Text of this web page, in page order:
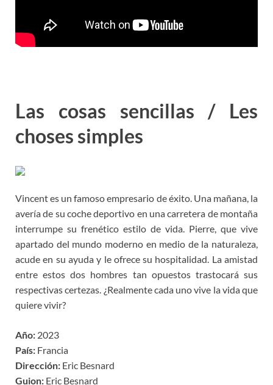
Las cosas sencillas / Les
choses simples
Vincent es un famoso empresario de éxito. Una mañana, la
avería de su coche deportivo en una carretera de montaña
interrumpe su frenético estilo de vida. Pierre, que vive
apartado del mundo moderno en medio de la naturaleza,
acude en su ayuda y le ofrece su hospitalidad. La amistad
entre estos dos hombres tan opuestos trastocará sus
respectivas certezas. ¿Realmente cada uno vive la vida que
quiere vivir?
Año: 2023
País: Francia
Dirección: Eric Besnard
Guion: Eric Besnard